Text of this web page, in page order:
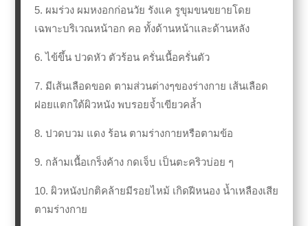
5. ผมร่วง ผมหงอกก่อนวัย รังแค รูขุมขนขยายโดย
เฉพาะบริเวณหน้าอก คอ ทั้งด้านหน้าและด้านหลัง
6. ไข้ขึ้น ปวดหัว ตัวร้อน ครั่นเนื้อครั่นตัว
7. มีเส้นเลือดขอด ตามส่วนต่างๆของร่างกาย เส้นเลือด
ฝอยแตกใต้ผิวหนัง พบรอยจ้ำเขียวคล้ำ
8. ปวดบวม แดง ร้อน ตามร่างกายหรือตามข้อ
9. กล้ามเนื้อเกร็งค้าง กดเจ็บ เป็นตะคริวบ่อย ๆ
10. ผิวหนังปกติคล้ายมีรอยไหม้ เกิดฝีหนอง น้ำเหลืองเสีย
ตามร่างกาย